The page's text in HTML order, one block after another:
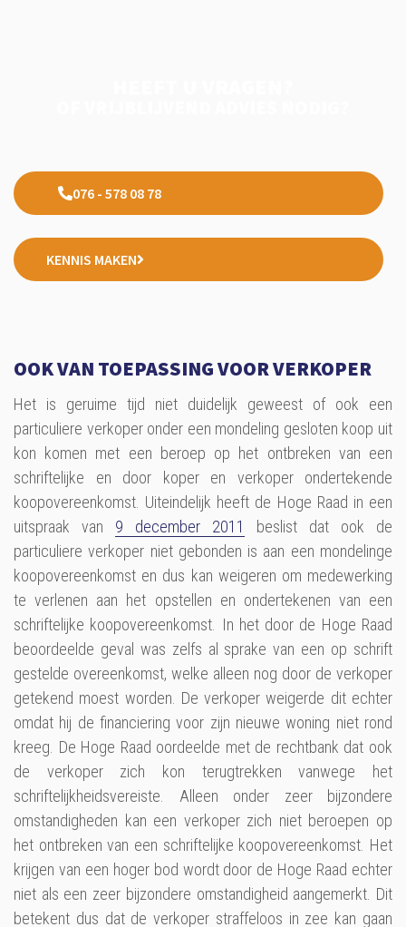
076 - 578 08 78
KENNIS MAKEN
OOK VAN TOEPASSING VOOR VERKOPER
Het is geruime tijd niet duidelijk geweest of ook een
particuliere verkoper onder een mondeling gesloten koop uit
kon komen met een beroep op het ontbreken van een
schriftelijke en door koper en verkoper ondertekende
koopovereenkomst. Uiteindelijk heeft de Hoge Raad in een
uitspraak van 9 december 2011
beslist dat ook de
particuliere verkoper niet gebonden is aan een mondelinge
koopovereenkomst en dus kan weigeren om medewerking
te verlenen aan het opstellen en ondertekenen van een
schriftelijke koopovereenkomst. In het door de Hoge Raad
beoordeelde geval was zelfs al sprake van een op schrift
gestelde overeenkomst, welke alleen nog door de verkoper
getekend moest worden. De verkoper weigerde dit echter
omdat hij de financiering voor zijn nieuwe woning niet rond
kreeg. De Hoge Raad oordeelde met de rechtbank dat ook
de verkoper zich kon terugtrekken vanwege het
schriftelijkheidsvereiste. Alleen onder zeer bijzondere
omstandigheden kan een verkoper zich niet beroepen op
het ontbreken van een schriftelijke koopovereenkomst. Het
krijgen van een hoger bod wordt door de Hoge Raad echter
niet als een zeer bijzondere omstandigheid aangemerkt. Dit
betekent dus dat de verkoper straffeloos in zee kan gaan